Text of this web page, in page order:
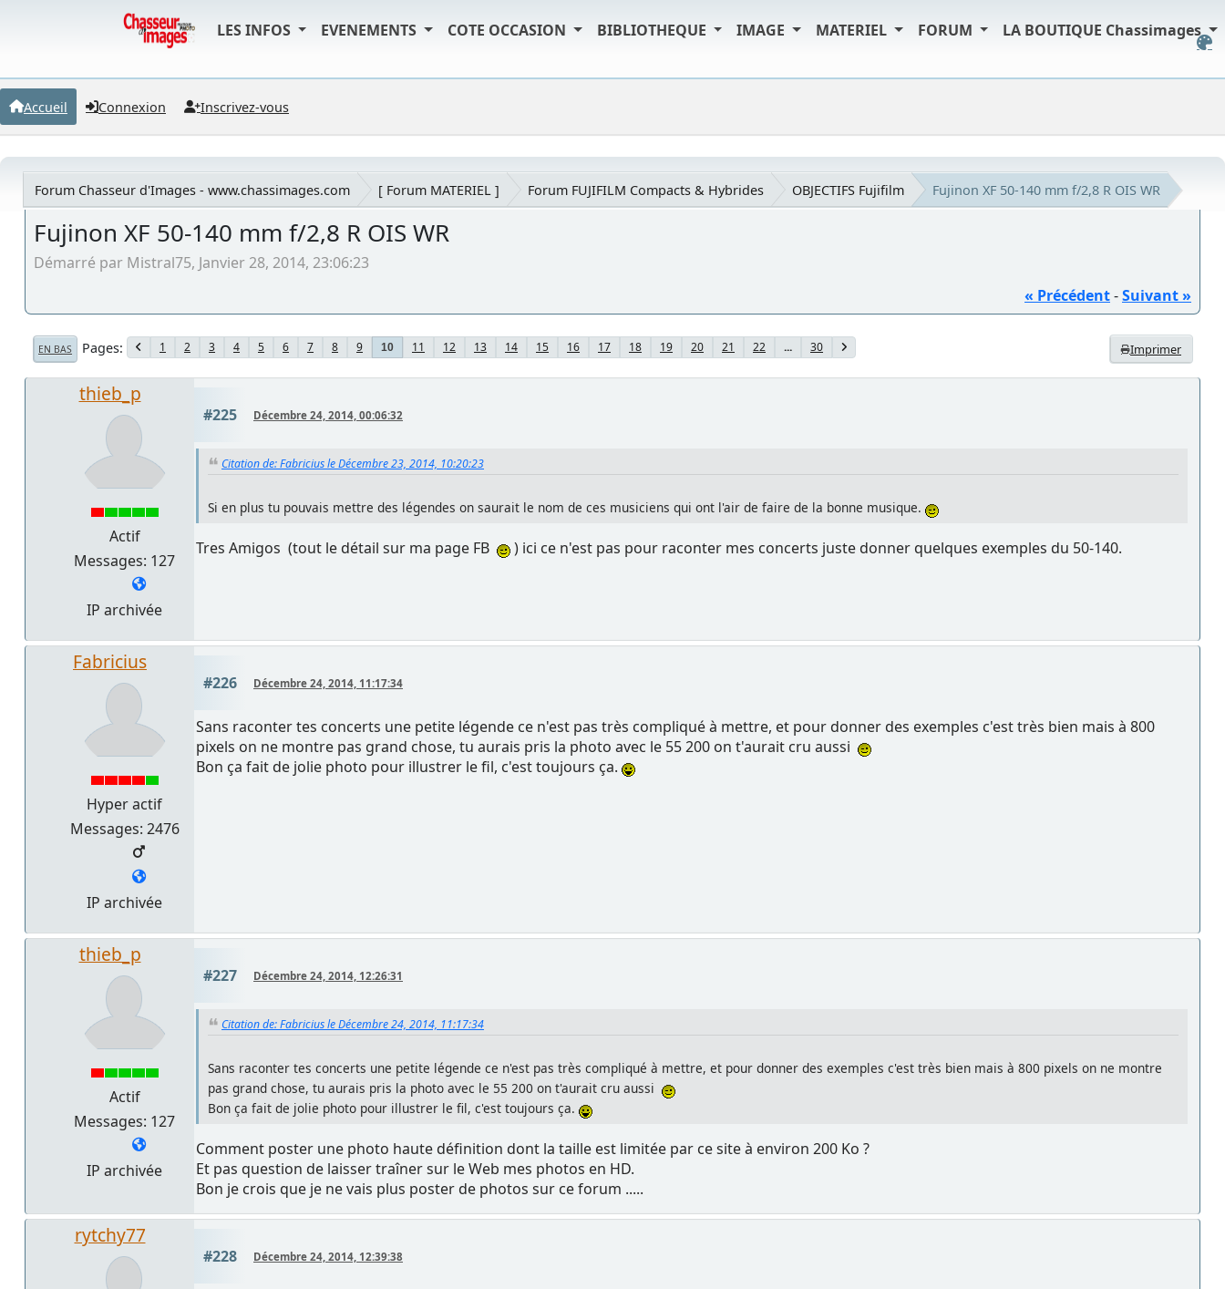
LES INFOS EVENEMENTS COTE OCCASION BIBLIOTHEQUE IMAGE MATERIEL FORUM LA BOUTIQUE Chassimages
Accueil Connexion Inscrivez-vous
Forum Chasseur d'Images - www.chassimages.com [ Forum MATERIEL ] Forum FUJIFILM Compacts & Hybrides OBJECTIFS Fujifilm Fujinon XF 50-140 mm f/2,8 R OIS WR
Fujinon XF 50-140 mm f/2,8 R OIS WR
Démarré par Mistral75, Janvier 28, 2014, 23:06:23
« Précédent-Suivant »
Imprimer
EN BAS Pages 1 2 3 4 5 6 7 8 9 10 11 12 13 14 15 16 17 18 19 20 21 22 ... 30
thieb_p
Actif
Messages: 127
IP archivée
#225 Décembre 24, 2014, 00:06:32
Citation de: Fabricius le Décembre 23, 2014, 10:20:23
Si en plus tu pouvais mettre des légendes on saurait le nom de ces musiciens qui ont l'air de faire de la bonne musique.
Tres Amigos (tout le détail sur ma page FB ) ici ce n'est pas pour raconter mes concerts juste donner quelques exemples du 50-140.
Fabricius
Hyper actif
Messages: 2476
IP archivée
#226 Décembre 24, 2014, 11:17:34
Sans raconter tes concerts une petite légende ce n'est pas très compliqué à mettre, et pour donner des exemples c'est très bien mais à 800
pixels on ne montre pas grand chose, tu aurais pris la photo avec le 55 200 on t'aurait cru aussi
Bon ça fait de jolie photo pour illustrer le fil, c'est toujours ça.
thieb_p
Actif
Messages: 127
IP archivée
#227 Décembre 24, 2014, 12:26:31
Citation de: Fabricius le Décembre 24, 2014, 11:17:34
Sans raconter tes concerts une petite légende ce n'est pas très compliqué à mettre, et pour donner des exemples c'est très bien mais à 800 pixels on ne montre
pas grand chose, tu aurais pris la photo avec le 55 200 on t'aurait cru aussi
Bon ça fait de jolie photo pour illustrer le fil, c'est toujours ça.
Comment poster une photo haute définition dont la taille est limitée par ce site à environ 200 Ko ?
Et pas question de laisser traîner sur le Web mes photos en HD.
Bon je crois que je ne vais plus poster de photos sur ce forum .....
rytchy77
#228 Décembre 24, 2014, 12:39:38